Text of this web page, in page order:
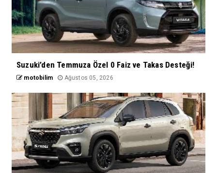
Suzuki’den Temmuza Özel 0 Faiz ve Takas Desteği!
motobilim Ağustos 05, 2026